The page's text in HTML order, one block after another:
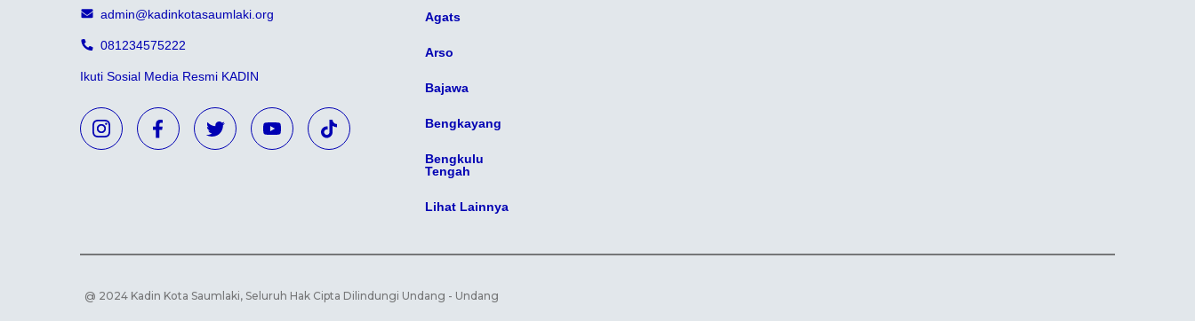
admin@kadinkotasaumlaki.org
081234575222
Ikuti Sosial Media Resmi KADIN
Agats
Arso
Bajawa
Bengkayang
Bengkulu
Tengah
Lihat Lainnya
@ 2024 Kadin Kota Saumlaki, Seluruh Hak Cipta Dilindungi Undang - Undang